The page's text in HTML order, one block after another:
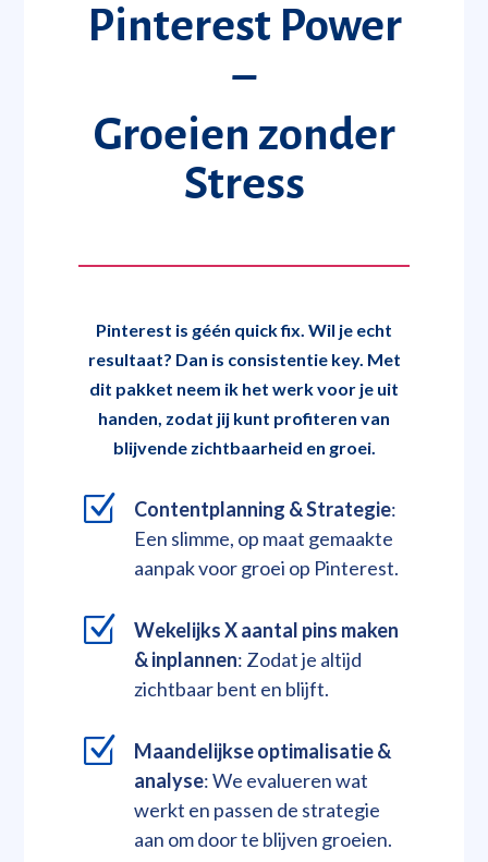
Pinterest Power
–
Groeien zonder
Stress
Pinterest is géén quick fix. Wil je echt
resultaat? Dan is consistentie key. Met
dit pakket neem ik het werk voor je uit
handen, zodat jij kunt profiteren van
blijvende zichtbaarheid en groei.
Z Contentplanning & Strategie:
Een slimme, op maat gemaakte
aanpak voor groei op Pinterest.
Z
Wekelijks X aantal pins maken
& inplannen: Zodat je altijd
zichtbaar bent en blijft.
Z
Maandelijkse optimalisatie &
analyse: We evalueren wat
werkt en passen de strategie
aan om door te blijven groeien.